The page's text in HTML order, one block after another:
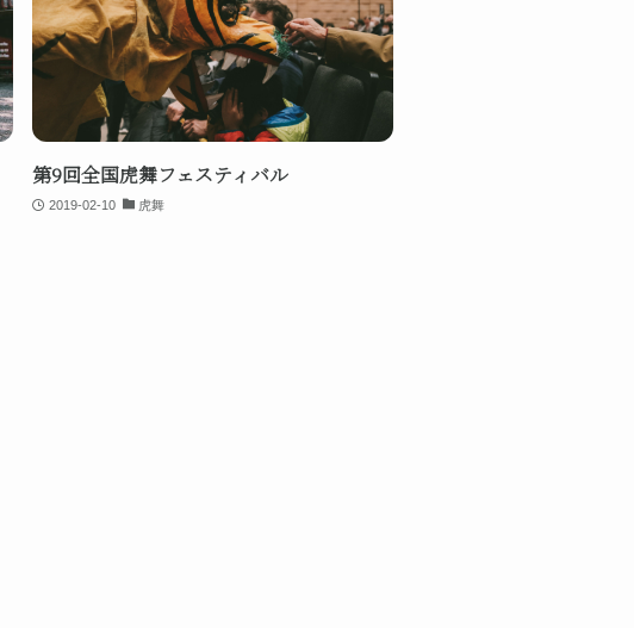
第9回全国虎舞フェスティバル
2019-02-10 虎舞